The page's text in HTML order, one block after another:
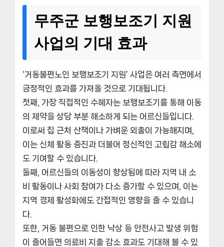
무주군 보행보조기 지원
사업의 기대 효과
‘거동불편노인 보행보조기 지원’ 사업은 여러 측면에서
긍정적인 효과를 가져올 것으로 기대됩니다.
첫째, 가장 직접적인 수혜자는 보행보조기를 통해 이동
의 제약을 상당 부분 해소하게 되는 어르신들입니다.
이로써 집 근처 산책이나 가벼운 외출이 가능해지며,
이는 신체 활동 증진과 더불어 정신적인 고립감 해소에
도 기여할 수 있습니다.
둘째, 어르신들의 이동성이 향상됨에 따라 지역 내 소
비 활동이나 사회 참여가 다소 증가할 수 있으며, 이는
지역 경제 활성화에도 간접적인 영향을 줄 수 있습니
다.
또한, 거동 불편으로 인한 낙상 등 안전사고 발생 위험
이 줄어들면 의료비 지출 감소 효과도 기대해 볼 수 있